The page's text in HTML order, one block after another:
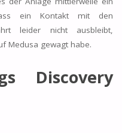
ein Kontakt mit den
leider nicht ausbleibt,
Medusa gewagt habe.
Discovery